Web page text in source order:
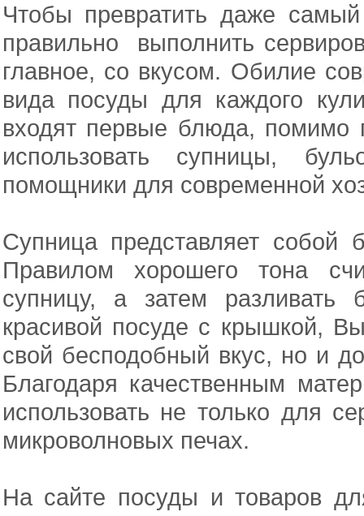
Чтобы превратить даже
правильно выполнить
главное, со вкусом. Обилие
вида посуды для каждого
входят первые блюда, помимо
использовать супницы,
помощники для современной
Супница представляет собой
Правилом хорошего тона
супницу, а затем
красивой посуде с крышкой,
свой бесподобный вкус, но и
Благодаря качественным
использовать не только для
микроволновых печах.
На сайте посуды и товаров